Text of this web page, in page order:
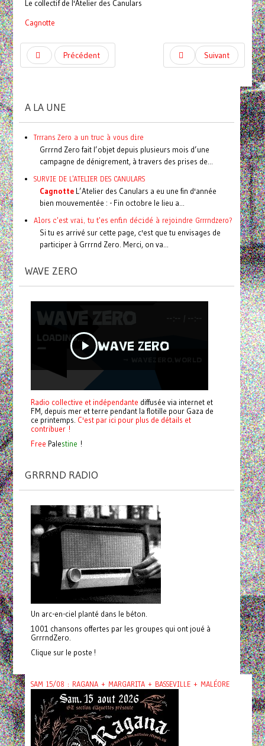
Le collectif de l'Atelier des Canulars
Cagnotte
Précédent Suivant
A LA UNE
Trrrans Zero a un truc à vous dire
Grrrnd Zero fait l’objet depuis plusieurs mois d’une
campagne de dénigrement, à travers des prises de...
SURVIE DE L'ATELIER DES CANULARS
CagnotteL’Atelier des Canulars a eu une fin d'année
bien mouvementée : - Fin octobre le lieu a...
Alors c'est vrai, tu t'es enfin décidé à rejoindre Grrrndzero?
Si tu es arrivé sur cette page, c'est que tu envisages de
participer à Grrrnd Zero. Merci, on va...
WAVE ZERO
Radio collective et indépendante diffusée via internet et
FM, depuis mer et terre pendant la flotille pour Gaza de
ce printemps. C'est par ici pour plus de détails et
contribuer !
Free Palestine !
GRRRND RADIO
Un arc-en-ciel planté dans le béton.
1001 chansons offertes par les groupes qui ont joué à
GrrrndZero.
Clique sur le poste !
SAM 15/08 : RAGANA + MARGARITA + BASSEVILLE + MALÉORE